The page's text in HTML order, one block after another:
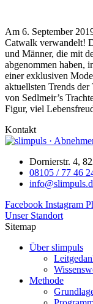
Am 6. September
Catwalk verwandelt!
und Männer, die mit
abgenommen haben,
einer exklusiven
aktuellsten Trends
von Sedlmeir’s
Figur, viel
Kontakt
Dornierstr. 4,
08105 / 77 46
Facebook Instagram
Unser Standort
Sitemap
Über slimpuls
Methode